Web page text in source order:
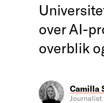
over AI-
overblik
Camilla
Journalist